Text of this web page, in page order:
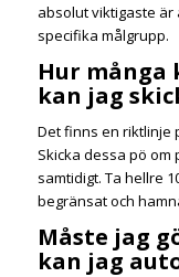
absolut viktigaste
specifika målgrupp.
Hur
kan jag
Det finns en riktlinje
Skicka dessa pö om
samtidigt. Ta hellre
begränsat och
Måste jag
kan jag